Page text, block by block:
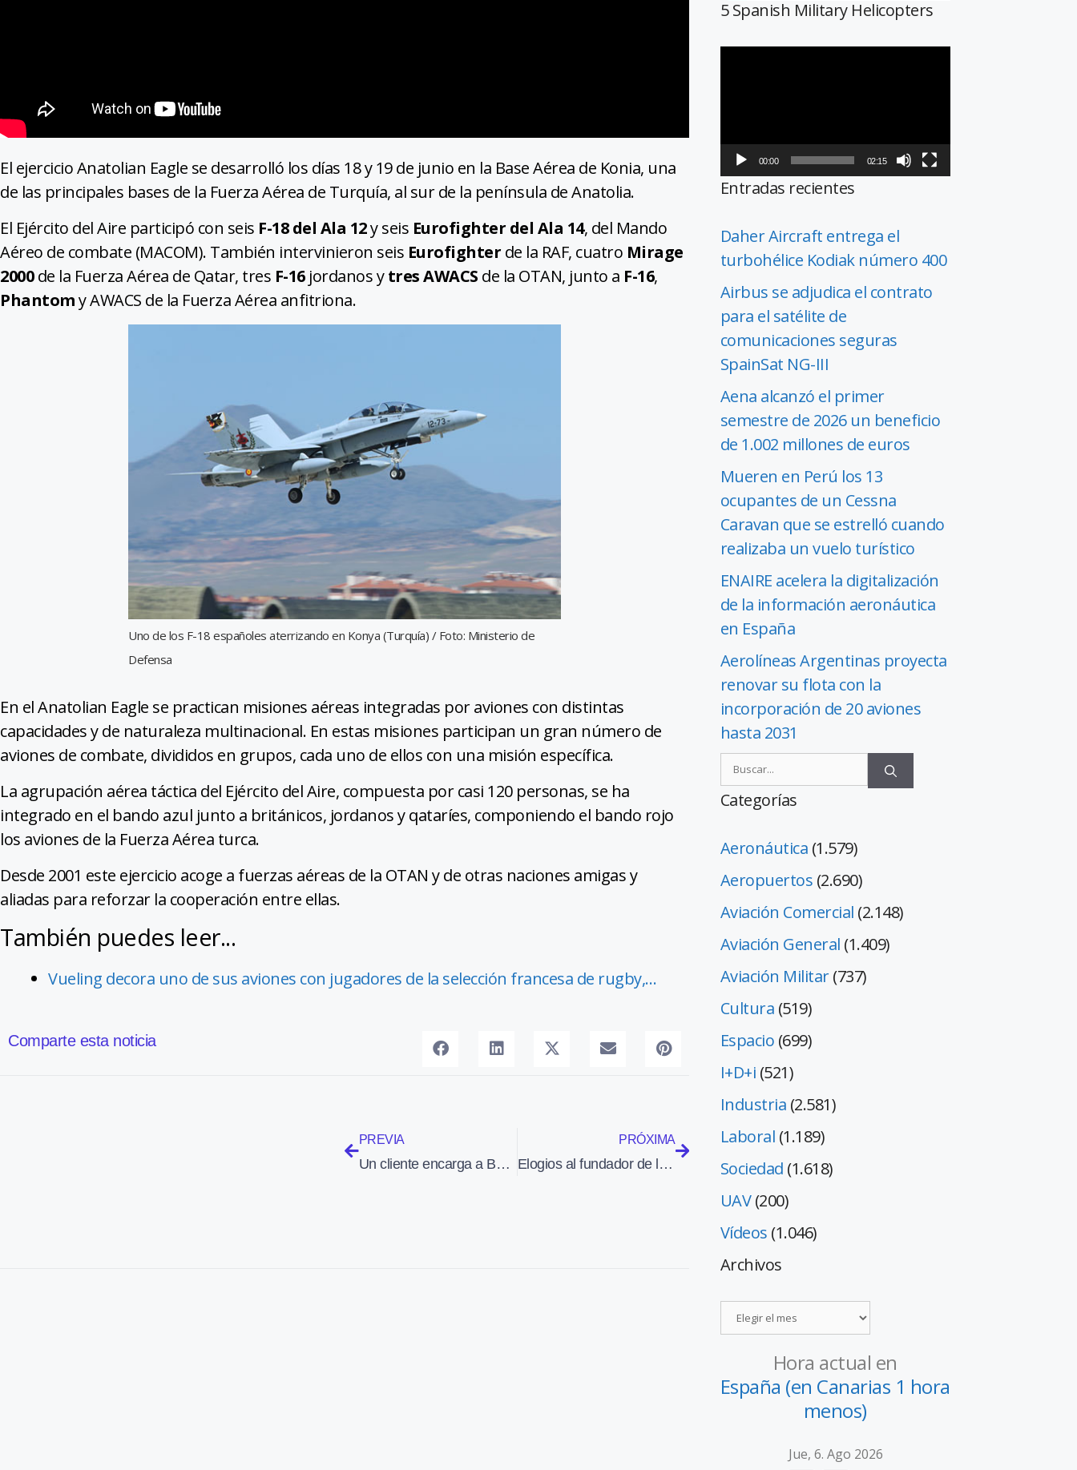
El ejercicio Anatolian Eagle se desarrolló los días 18 y 19 de junio en la Base Aérea de Konia, una
de las principales bases de la Fuerza Aérea de Turquía, al sur de la península de Anatolia.
El Ejército del Aire participó con seis F-18 del Ala 12y seis Eurofighter del Ala 14, del Mando
Aéreo de combate (MACOM). También intervinieron seis Eurofighter de la RAF, cuatro Mirage
2000de la Fuerza Aérea de Qatar, tres F-16jordanos ytres AWACS de la OTAN, junto a F-16,
Phantomy AWACS de la Fuerza Aérea anfitriona.
Uno de los F-18 españoles aterrizando en Konya (Turquía) / Foto: Ministerio de
Defensa
En el Anatolian Eagle se practican misiones aéreas integradas por aviones con distintas
capacidades y de naturaleza multinacional. En estas misiones participan un gran número de
aviones de combate, divididos en grupos, cada uno de ellos con una misión específica.
La agrupación aérea táctica del Ejército del Aire, compuesta por casi 120 personas, se ha
integrado en el bando azul junto a británicos, jordanos y qataríes, componiendo el bando rojo
los aviones de la Fuerza Aérea turca.
Desde 2001 este ejercicio acoge a fuerzas aéreas de la OTAN y de otras naciones amigas y
aliadas para reforzar la cooperación entre ellas.
También puedes leer...
Vueling decora uno de sus aviones con jugadores de la selección francesa de rugby,…
Comparte esta noticia
PREVIA
Un cliente encarga a Bombardier 16 CRJ900 NextGen
PRÓXIMA
Elogios al fundador de la Falange en un acto oficial ante la cúpula militar
5 Spanish Military Helicopters
00:00 02:15
Entradas recientes
Daher Aircraft entrega el
turbohélice Kodiak número 400
Airbus se adjudica el contrato
para el satélite de
comunicaciones seguras
SpainSat NG-III
Aena alcanzó el primer
semestre de 2026 un beneficio
de 1.002 millones de euros
Mueren en Perú los 13
ocupantes de un Cessna
Caravan que se estrelló cuando
realizaba un vuelo turístico
ENAIRE acelera la digitalización
de la información aeronáutica
en España
Aerolíneas Argentinas proyecta
renovar su flota con la
incorporación de 20 aviones
hasta 2031
Categorías
Aeronáutica (1.579)
Aeropuertos (2.690)
Aviación Comercial (2.148)
Aviación General (1.409)
Aviación Militar(737)
Cultura (519)
Espacio (699)
I+D+i (521)
Industria (2.581)
Laboral (1.189)
Sociedad (1.618)
UAV(200)
Vídeos (1.046)
Archivos
Hora actual en
España (en Canarias 1 hora
menos)